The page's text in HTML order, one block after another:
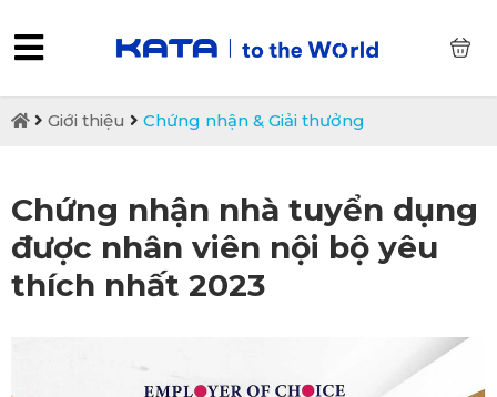
Giới thiệu Chứng nhận & Giải thưởng
Chứng nhận nhà tuyển dụng
được nhân viên nội bộ yêu
thích nhất 2023